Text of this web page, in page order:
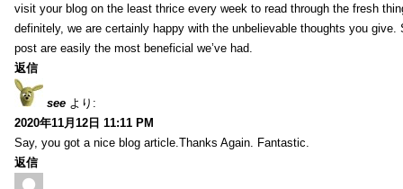
visit your blog on the least thrice every week to read through the fresh
definitely, we are certainly happy with the unbelievable thoughts you
post are easily the most beneficial we’ve had.
返信
see より:
2020年11月12日 11:11 PM
Say, you got a nice blog article.Thanks Again. Fantastic.
返信